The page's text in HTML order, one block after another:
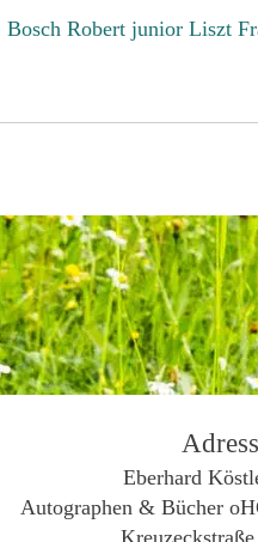
Bosch Robert junior Liszt
Eberhard
Autographen & Bücher